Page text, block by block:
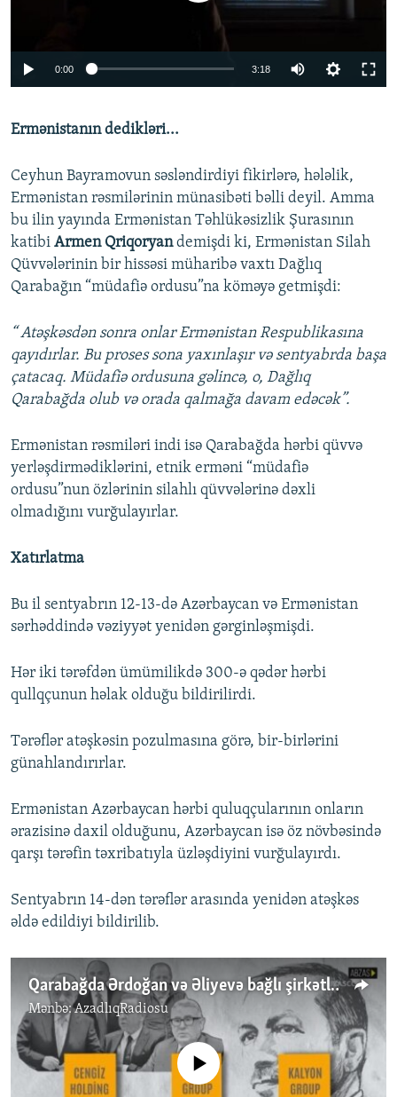
720p 1080p
0:00 3:18
720p
1080p
Ermənistanın dedikləri...
Ceyhun Bayramovun səsləndirdiyi fikirlərə, hələlik,
Ermənistan rəsmilərinin münasibəti bəlli deyil. Amma
bu ilin yayında Ermənistan Təhlükəsizlik Şurasının
katibi Armen Qriqoryandemişdi ki, Ermənistan Silah
Qüvvələrinin bir hissəsi müharibə vaxtı Dağlıq
Qarabağın “müdafiə ordusu”na köməyə getmişdi:
“ Atəşkəsdən sonra onlar Ermənistan Respublikasına
qayıdırlar. Bu proses sona yaxınlaşır və sentyabrda başa
çatacaq. Müdafiə ordusuna gəlincə, o, Dağlıq
Qarabağda olub və orada qalmağa davam edəcək”.
Ermənistan rəsmiləri indi isə Qarabağda hərbi qüvvə
yerləşdirmədiklərini, etnik erməni “müdafiə
ordusu”nun özlərinin silahlı qüvvələrinə dəxli
olmadığını vurğulayırlar.
Xatırlatma
Bu il sentyabrın 12-13-də Azərbaycan və Ermənistan
sərhəddində vəziyyət yenidən gərginləşmişdi.
Hər iki tərəfdən ümümilikdə 300-ə qədər hərbi
qullqçunun həlak olduğu bildirilirdi.
Tərəflər atəşkəsin pozulmasına görə, bir-birlərini
günahlandırırlar.
Ermənistan Azərbaycan hərbi quluqçularının onların
ərazisinə daxil olduğunu, Azərbaycan isə öz növbəsində
qarşı tərəfin təxribatıyla üzləşdiyini vurğulayırdı.
Sentyabrın 14-dən tərəflər arasında yenidən atəşkəs
əldə edildiyi bildirilib.
Qarabağda Ərdoğan və Əliyevə bağlı şirkətlər...
Mənbə:AzadlıqRadiosu
No media source currently available